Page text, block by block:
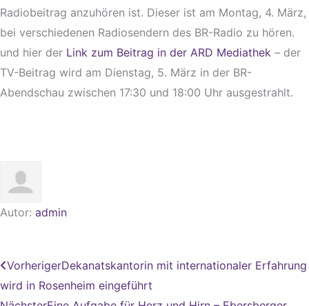
Radiobeitrag anzuhören ist. Dieser ist am Montag, 4. März,
bei verschiedenen Radiosendern des BR-Radio zu hören.
und hier der Link zum Beitrag in der ARD Mediathek – der
TV-Beitrag wird am Dienstag, 5. März in der BR-
Abendschau zwischen 17:30 und 18:00 Uhr ausgestrahlt.
Autor: admin
Zurück
VorherigerDekanatskantorin mit internationaler Erfahrung
wird in Rosenheim eingeführt
Nächster